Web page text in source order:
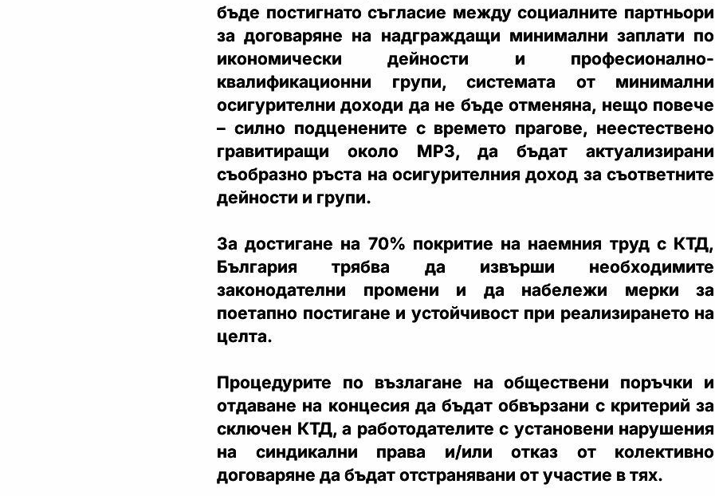
бъде постигнато съгласие между социалните партньори
за договаряне на надграждащи минимални заплати по
икономически дейности и професионално-
квалификационни групи, системата от минимални
осигурителни доходи да не бъде отменяна, нещо повече
– силно подценените с времето прагове, неестествено
гравитиращи около МРЗ, да бъдат актуализирани
съобразно ръста на осигурителния доход за съответните
дейности и групи.
За достигане на 70% покритие на наемния труд с КТД,
България трябва да извърши необходимите
законодателни промени и да набележи мерки за
поетапно постигане и устойчивост при реализирането на
целта.
Процедурите по възлагане на обществени поръчки и
отдаване на концесия да бъдат обвързани с критерий за
сключен КТД, а работодателите с установени нарушения
на синдикални права и/или отказ от колективно
договаряне да бъдат отстранявани от участие в тях.